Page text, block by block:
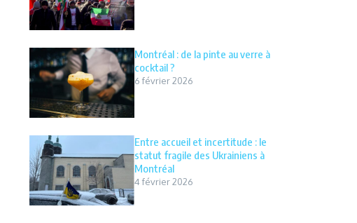
Montréal : de la pinte au verre à
cocktail ?
6 février 2026
Entre accueil et incertitude : le
statut fragile des Ukrainiens à
Montréal
4 février 2026